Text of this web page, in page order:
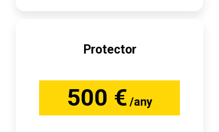
Protector
500 € /any